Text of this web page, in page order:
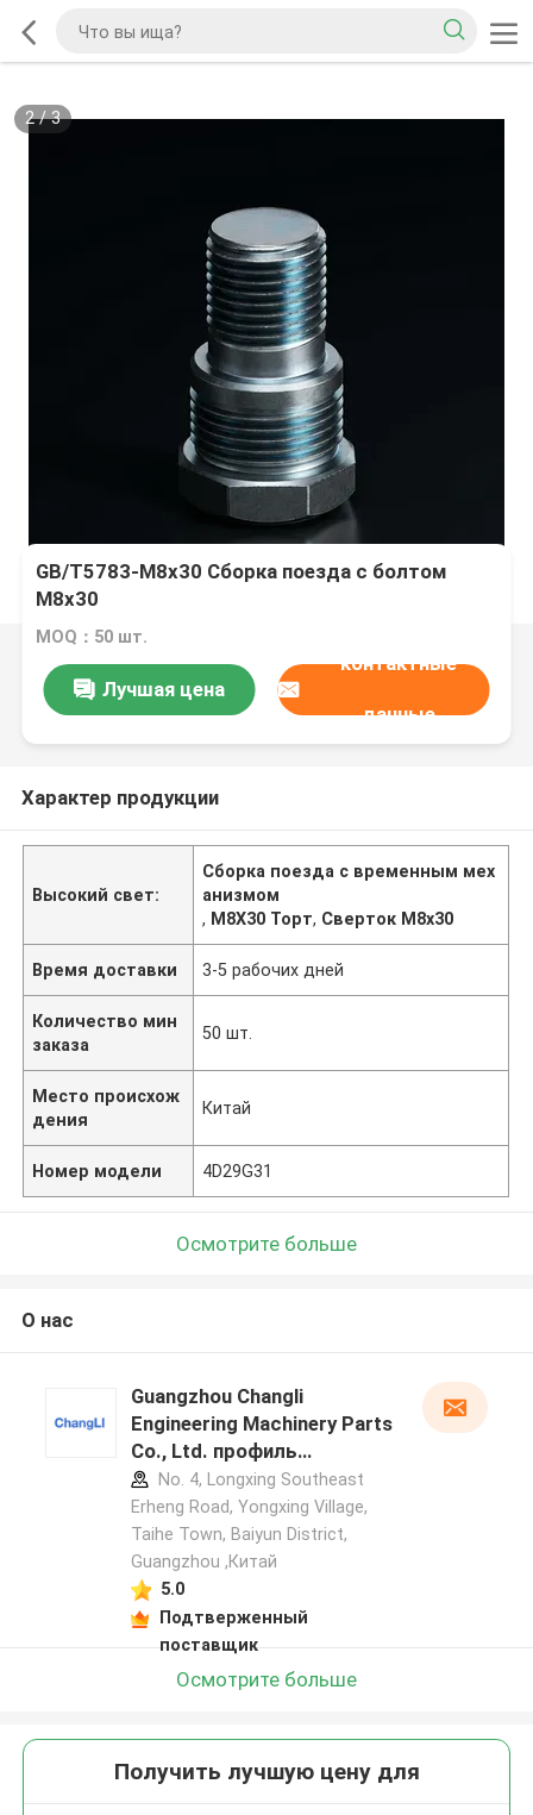
2/3
GB/T5783-M8x30 Сборка поезда с болтом
M8x30
MOQ：50 шт.
Лучшая цена
контактные
данные
Характер продукции
Высокий свет:
Сборка поезда с временным мех
анизмом
, M8X30 Торт, Сверток M8x30
Время доставки 3-5 рабочих дней
Количество мин
заказа
50 шт.
Место происхож
дения
Китай
Номер модели 4D29G31
Осмотрите больше
О нас
Guangzhou Changli
Engineering Machinery Parts
Co., Ltd. профиль
производителя
No. 4, Longxing Southeast
Erheng Road, Yongxing Village,
Taihe Town, Baiyun District,
Guangzhou ,Китай
5.0
Подтверженный
поставщик
Осмотрите больше
Получить лучшую цену для